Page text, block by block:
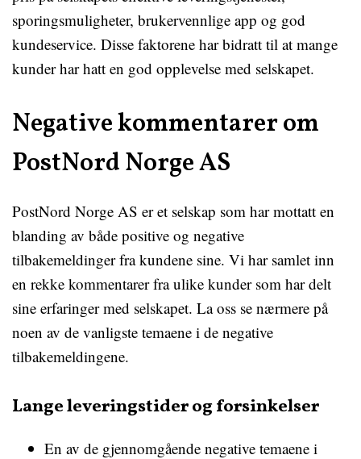
sporingsmuligheter, brukervennlige app og god
kundeservice. Disse faktorene har bidratt til at mange
kunder har hatt en god opplevelse med selskapet.
Negative kommentarer om
PostNord Norge AS
PostNord Norge AS er et selskap som har mottatt en
blanding av både positive og negative
tilbakemeldinger fra kundene sine. Vi har samlet inn
en rekke kommentarer fra ulike kunder som har delt
sine erfaringer med selskapet. La oss se nærmere på
noen av de vanligste temaene i de negative
tilbakemeldingene.
Lange leveringstider og forsinkelser
En av de gjennomgående negative temaene i